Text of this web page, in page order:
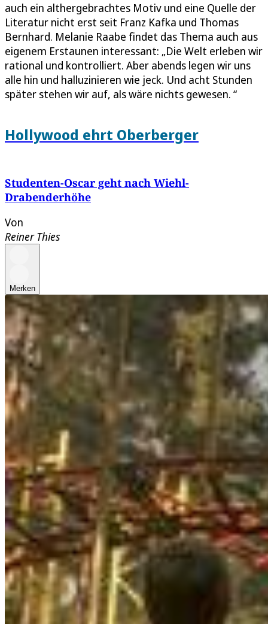
auch ein althergebrachtes Motiv und eine Quelle der
Literatur nicht erst seit Franz Kafka und Thomas
Bernhard. Melanie Raabe findet das Thema auch aus
eigenem Erstaunen interessant: „Die Welt erleben wir
rational und kontrolliert. Aber abends legen wir uns
alle hin und halluzinieren wie jeck. Und acht Stunden
später stehen wir auf, als wäre nichts gewesen. “
Hollywood ehrt Oberberger
Studenten-Oscar geht nach Wiehl-
Drabenderhöhe
Von
Reiner Thies
Merken